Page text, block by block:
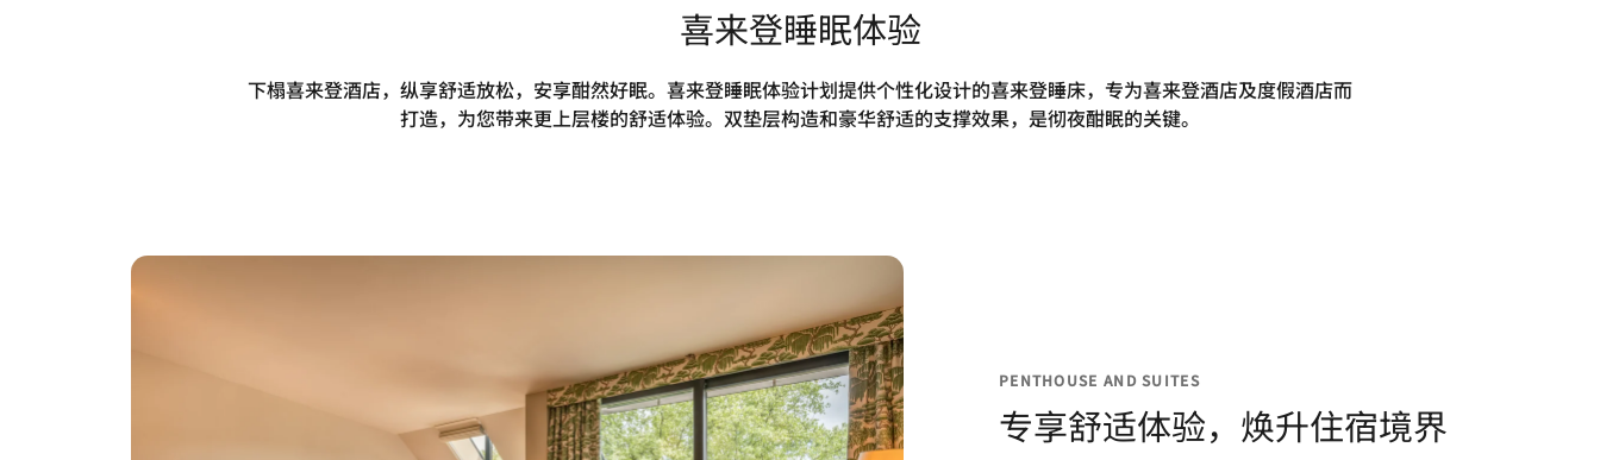
喜来登睡眠体验
下榻喜来登酒店，纵享舒适放松，安享酣然好眠。喜来登睡眠体验计划提供个性化设计的喜来登睡床，专为喜来登酒店及度假酒店而
打造，为您带来更上层楼的舒适体验。双垫层构造和豪华舒适的支撑效果，是彻夜酣眠的关键。
PENTHOUSE AND SUITES
专享舒适体验，焕升住宿境界